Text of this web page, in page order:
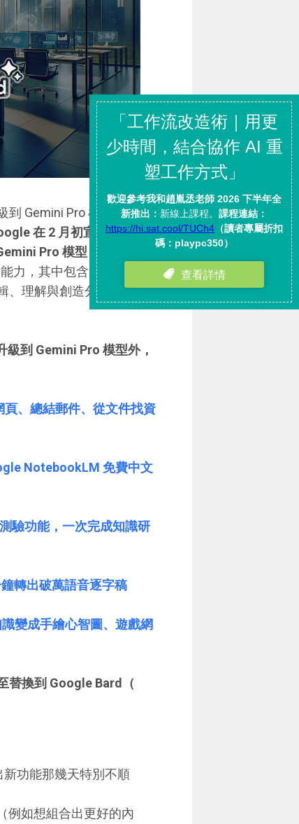
到 Gemini Pro 模型，號稱在
在 2 月初宣佈 Google
Pro 模型，其中也包含
力，其中包含「
、理解與創造分析能力。今
級到 Gemini Pro 模型外，
、總結郵件、從文件找資
NotebookLM 免費中文
驗功能，一次完成知識研
轉出破萬語音逐字稿
變成手繪心智圖、遊戲網
替換到 Google Bard（
新功能那幾天特別不順
例如想組合出更好的內